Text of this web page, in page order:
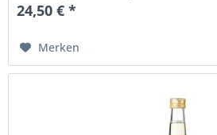
24,50 € *
Merken